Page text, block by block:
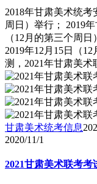
2018年甘肃美术统考
周日）举行； 2019
（12月的第三个周
2019年12月15日（
测，2021年甘肃美术
甘肃美术统考信息
2020/11/1
2021甘肃美术联考考